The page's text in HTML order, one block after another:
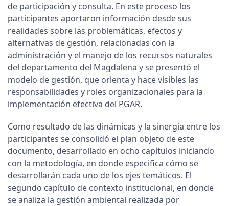
de participación y consulta. En este proceso los
participantes aportaron información desde sus
realidades sobre las problemáticas, efectos y
alternativas de gestión, relacionadas con la
administración y el manejo de los recursos naturales
del departamento del Magdalena y se presentó el
modelo de gestión, que orienta y hace visibles las
responsabilidades y roles organizacionales para la
implementación efectiva del PGAR.
Como resultado de las dinámicas y la sinergia entre los
participantes se consolidó el plan objeto de este
documento, desarrollado en ocho capítulos iniciando
con la metodología, en donde especifica cómo se
desarrollarán cada uno de los ejes temáticos. El
segundo capítulo de contexto institucional, en donde
se analiza la gestión ambiental realizada por